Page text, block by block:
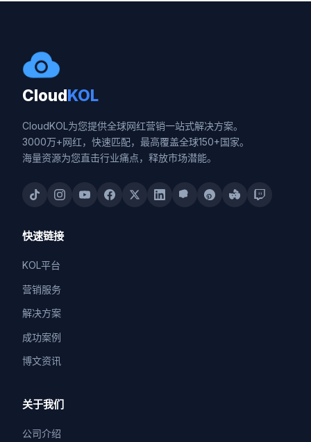
CloudKOL
CloudKOL为您提供全球网红营销一站式解决方案。
3000万+网红，快速匹配，最高覆盖全球150+国家。
海量资源为您直击行业痛点，释放市场潜能。
快速链接
KOL平台
营销服务
解决方案
成功案例
博文资讯
关于我们
公司介绍